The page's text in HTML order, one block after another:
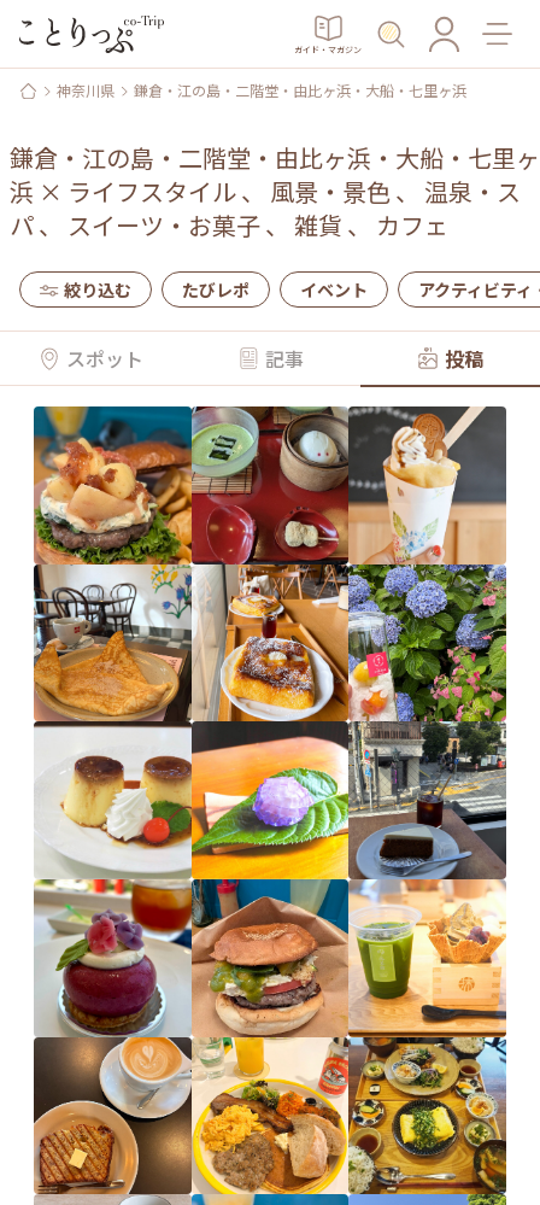
ガイド・マガジン
神奈川県 鎌倉・江の島・二階堂・由比ヶ浜・大船・七里ヶ浜
鎌倉・江の島・二階堂・由比ヶ浜・大船・七里ヶ
浜 × ライフスタイル、 風景・景色、 温泉・ス
パ、 スイーツ・お菓子、 雑貨 、 カフェ
絞り込む たびレポ イベント アクティビティ
スポット 記事 投稿